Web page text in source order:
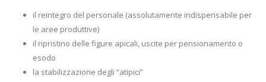
il reintegro del personale (assolutamente indispensabile per
le aree produttive)
il ripristino delle figure apicali, uscite per pensionamento o
esodo
la stabilizzazione degli “atipici”
21 Giugno 2022 20 Gennaio